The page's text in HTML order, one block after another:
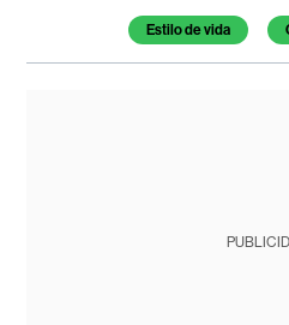
Estilo de vida